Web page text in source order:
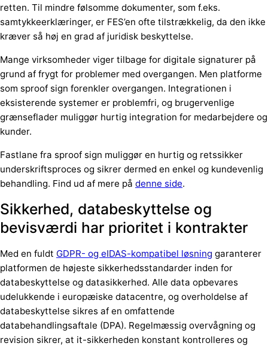
retten. Til mindre følsomme dokumenter, som f.eks.
samtykkeerklæringer, er FES’en ofte tilstrækkelig, da den ikke
kræver så høj en grad af juridisk beskyttelse.
Mange virksomheder viger tilbage for digitale signaturer på
grund af frygt for problemer med overgangen. Men platforme
som sproof sign forenkler overgangen. Integrationen i
eksisterende systemer er problemfri, og brugervenlige
grænseflader muliggør hurtig integration for medarbejdere og
kunder.
Fastlane fra sproof sign muliggør en hurtig og retssikker
underskriftsproces og sikrer dermed en enkel og kundevenlig
behandling. Find ud af mere på denne side.
Sikkerhed, databeskyttelse og
bevisværdi har prioritet i kontrakter
Med en fuldt GDPR- og eIDAS-kompatibel løsning garanterer
platformen de højeste sikkerhedsstandarder inden for
databeskyttelse og datasikkerhed. Alle data opbevares
udelukkende i europæiske datacentre, og overholdelse af
databeskyttelse sikres af en omfattende
databehandlingsaftale (DPA). Regelmæssig overvågning og
revision sikrer, at it-sikkerheden konstant kontrolleres og